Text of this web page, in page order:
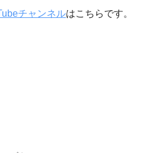
チャンネルはこちらです。